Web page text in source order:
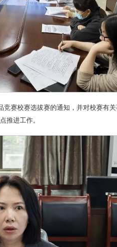
竞赛校赛选拔赛的通知，并对校赛有
推进工作。